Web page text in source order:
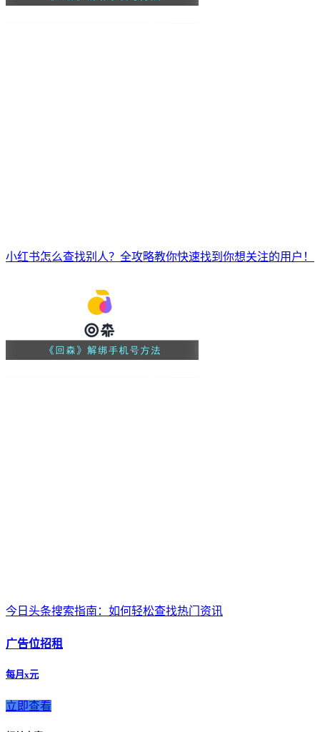
小红书怎么查找别人？全攻略教你快速找到你想关注的用户！
今日头条搜索指南：如何轻松查找热门资讯
广告位招租
每月x元
立即查看